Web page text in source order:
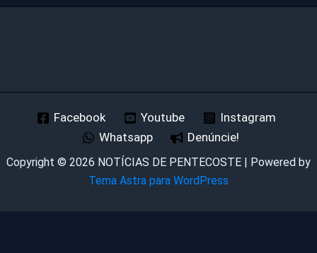
Facebook Youtube
Instagram
Whatsapp
Denúncie!
Copyright © 2026 NOTÍCIAS DE PENTECOSTE | Powered by
Tema Astra para WordPress